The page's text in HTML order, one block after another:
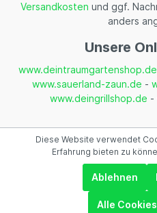
Versandkosten und ggf.
anders
Unsere
www.deintraumgartenshop.de
www.sauerland-zaun.de -
www.deingrillshop.de -
Diese Website verwendet
Erfahrung bieten zu
Ablehnen
Alle